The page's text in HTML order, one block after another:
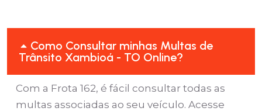
Como Consultar minhas Multas de
Trânsito Xambioá - TO Online?
Com a Frota 162, é fácil consultar todas as
multas associadas ao seu veículo. Acesse